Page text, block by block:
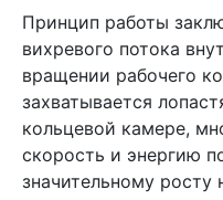
Принцип работы
вихревого потока
вращении рабочего
захватывается
кольцевой камере,
скорость и энергию
значительному росту